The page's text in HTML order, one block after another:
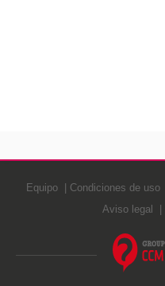
Equipo Condiciones de uso
Aviso legal